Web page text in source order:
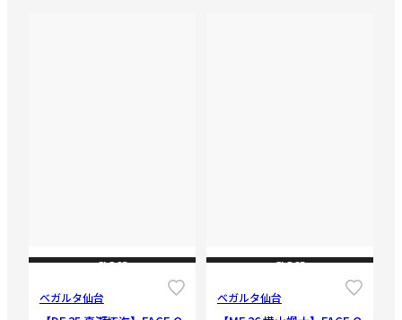
CLOSE
ベガルタ仙台
CLOSE
ベガルタ仙台